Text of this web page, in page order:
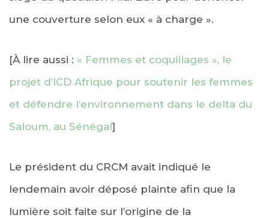
une couverture selon eux « à charge ».
[À lire aussi : « Femmes et coquillages », le
projet d’ICD Afrique pour soutenir les femmes
et défendre l’environnement dans le delta du
Saloum, au Sénégal]
Le président du CRCM avait indiqué le
lendemain avoir déposé plainte afin que la
lumière soit faite sur l’origine de la